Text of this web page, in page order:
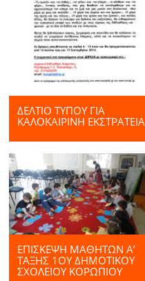
ΔΕΛΤΊΟ ΤΎΠΟΥ ΓΙΑ
ΚΑΛΟΚΑΙΡΙΝΉ ΕΚΣΤΡΑΤΕΊΑ
ΕΠΊΣΚΕΨΗ ΜΑΘΗΤΏΝ Α’
ΤΆΞΗΣ 1ΟΥ ΔΗΜΟΤΙΚΟΎ
ΣΧΟΛΕΊΟΥ ΚΟΡΩΠΊΟΥ